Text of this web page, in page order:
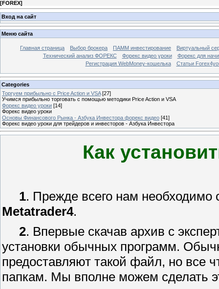
[FOREX]
Вход на сайт
Меню сайта
Главная страница Выбор брокера ПАММ инвестирование
Виртуальный
Технический анализ ФОРЕКС
Форекс видео уроки
Форекс для
Регистрация WebMoney-кошелька
Статьи
Categories
Торгуем прибыльно с Price Action и VSA [27]
Учимся прибыльно торговать с помощью методики Price Action и VSA
Форекс видео уроки [14]
Форекс видео уроки
Основы Финансового Рынка - Азбука Инвестора форекс видео [41]
Форекс видео уроки для трейдеров и инвесторов - Азбука Инвестора
Как
1. Прежде всего нам необходимо
Metatrader4.
2. Впервые скачав архив с
установки обычных программ.
предоставляют такой файл, но все
папкам. Мы вполне можем сделать